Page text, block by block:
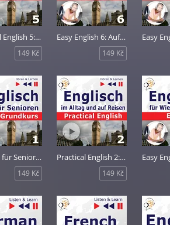
Practical English 5: Im Urlaub
149 Kč
Easy English 6: Auf Reisen
149 Kč
Englisch für Senioren 1: Mensch und Familie
149 Kč
Practical English 2: Ausbildung und Arbeit
149 Kč